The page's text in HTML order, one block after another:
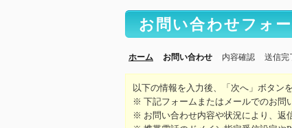
お問い合わせフォ
ホーム お問い合わせ 内容確認 送信完
以下の情報を入力後、「次へ」ボタン
※ 下記フォームまたはメールでのお問
※ お問い合わせ内容や状況により、返